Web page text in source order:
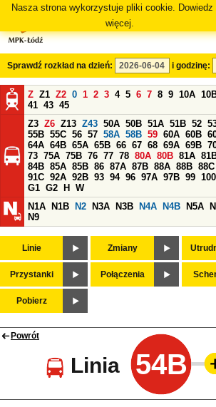
Nasza strona wykorzystuje pliki cookie. Dowiedz
więcej.
Sprawdź rozkład na dzień: i godzinę:
Z Z1 Z2 0 1 2 3 4 5 6 7 8 9 10A
41 43 45
Z3 Z6 Z13 Z43 50A 50B 51A 51B 52
55B 55C 56 57 58A 58B 59 60A 60B
64A 64B 65A 65B 66 67 68 69A 69B
73 75A 75B 76 77 78 80A 80B 81A
84B 85A 85B 86 87A 87B 88A 88B 88C
91C 92A 92B 93 94 96 97A 97B 99 100
G1 G2 H
W
N1A
N1B N2 N3A N3B N4A N4B N5A
N9
Linie Zmiany
Przystanki Połączenia
Pobierz
Powrót
Linia 54B